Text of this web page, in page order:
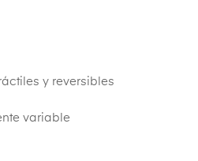
y reversibles
variable